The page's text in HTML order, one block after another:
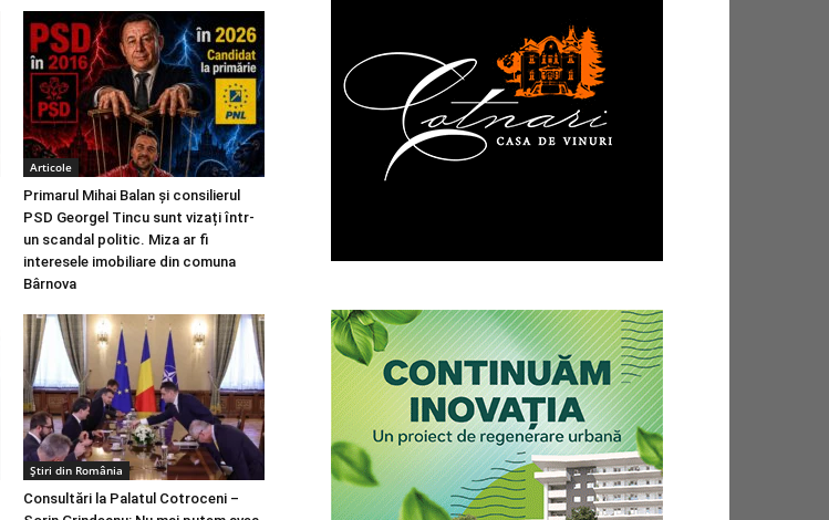
Articole
Primarul Mihai Balan și consilierul
PSD Georgel Tincu sunt vizați într-
un scandal politic. Miza ar fi
interesele imobiliare din comuna
Bârnova
Știri din România
Consultări la Palatul Cotroceni –